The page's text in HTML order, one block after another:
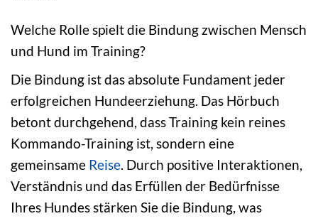
Welche Rolle spielt die Bindung zwischen Mensch
und Hund im Training?
Die Bindung ist das absolute Fundament jeder
erfolgreichen Hundeerziehung. Das Hörbuch
betont durchgehend, dass Training kein reines
Kommando-Training ist, sondern eine
gemeinsame Reise. Durch positive Interaktionen,
Verständnis und das Erfüllen der Bedürfnisse
Ihres Hundes stärken Sie die Bindung, was